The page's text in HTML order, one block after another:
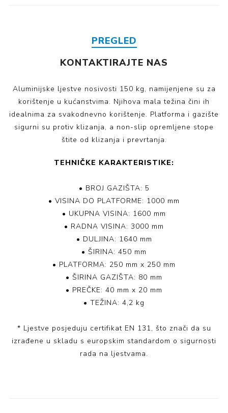
PREGLED
KONTAKTIRAJTE NAS
Aluminijske ljestve nosivosti 150 kg, namijenjene su za
korištenje u kućanstvima. Njihova mala težina čini ih
idealnima za svakodnevno korištenje. Platforma i gazište
sigurni su protiv klizanja, a non-slip opremljene stope
štite od klizanja i prevrtanja.
TEHNIČKE KARAKTERISTIKE:
• BROJ GAZIŠTA: 5
• VISINA DO PLATFORME: 1000 mm
• UKUPNA VISINA: 1600 mm
• RADNA VISINA: 3000 mm
• DULJINA: 1640 mm
• ŠIRINA: 450 mm
• PLATFORMA: 250 mm x 250 mm
• ŠIRINA GAZIŠTA: 80 mm
• PREČKE: 40 mm x 20 mm
• TEŽINA: 4,2 kg
* Ljestve posjeduju certifikat EN 131, što znači da su
izrađene u skladu s europskim standardom o sigurnosti
rada na ljestvama.